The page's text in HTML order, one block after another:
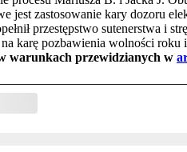
jest zastosowanie kary dozoru
przestępstwo sutenerstwa i
karę pozbawienia wolności
warunkach przewidzianych w